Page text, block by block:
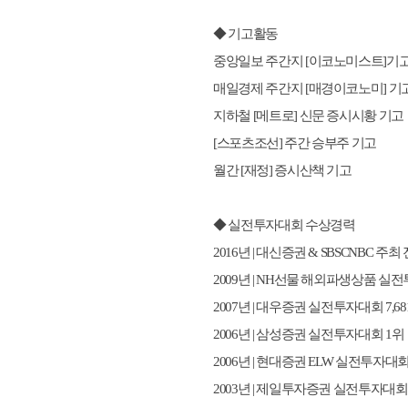
◆ 기고활동
중앙일보 주간지 [이코노미스트]기
매일경제 주간지 [매경이코노미] 기
지하철 [메트로] 신문 증시시황 기고
[스포츠조선] 주간 승부주 기고
월간 [재정] 증시산책 기고
◆ 실전투자대회 수상경력
2016년 | 대신증권 & SBSCNBC 주
2009년 | NH선물 해외파생상품 실전
2007년 | 대우증권 실전투자대회
2006년 | 삼성증권 실전투자대회 1위
2006년 | 현대증권 ELW 실전투자대
2003년 | 제일투자증권 실전투자대